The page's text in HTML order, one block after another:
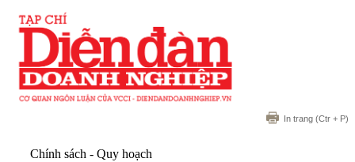
In trang (Ctr + P)
Chính sách - Quy hoạch